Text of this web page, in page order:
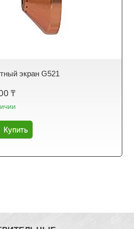
экран G521
₸
Купить